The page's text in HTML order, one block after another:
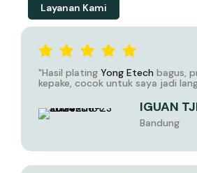
Layanan Kami
"Hasil plating Yong Etech bagus,
kepake, cocok untuk saya jadi
IGUAN
Bandung